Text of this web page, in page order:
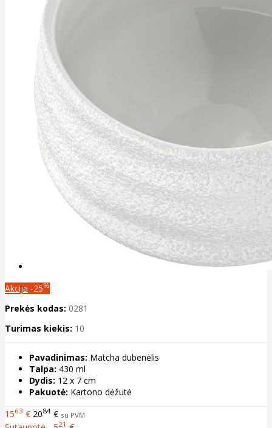
Akcija -25%
Prekės kodas: 0281
Turimas kiekis: 10
Pavadinimas: Matcha dubenėlis
Talpa: 430 ml
Dydis: 12 x 7 cm
Pakuotė: Kartono dėžutė
1563 € 2084 € su PVM
21